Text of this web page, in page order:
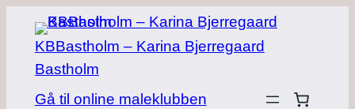
Spring
indhold
KBBastholm – Karina Bjerregaard
Bastholm
Gå til online maleklubben